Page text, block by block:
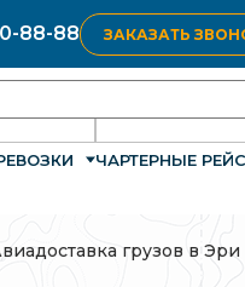
88-88 ЗАКАЗАТЬ
ЧАРТЕРНЫЕ
грузов в Эри